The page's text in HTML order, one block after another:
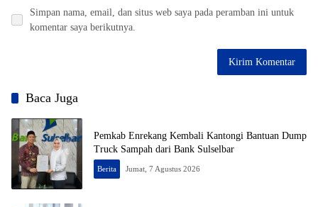
Simpan nama, email, dan situs web saya pada peramban ini untuk
komentar saya berikutnya.
Baca Juga
Pemkab Enrekang Kembali Kantongi Bantuan Dump
Truck Sampah dari Bank Sulselbar
Berita Jumat, 7 Agustus 2026